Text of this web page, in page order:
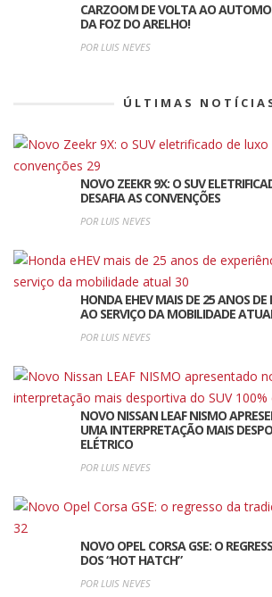
CARZOOM DE VOLTA AO
DA FOZ DO ARELHO!
POR LUIS NEVES
ÚLTIMAS
NOVO ZEEKR 9X: O SUV
DESAFIA AS CONVENÇÕES
POR LUIS NEVES
HONDA EHEV MAIS DE 25 ANOS DE
AO SERVIÇO DA MOBILIDADE
POR LUIS NEVES
NOVO NISSAN LEAF NISMO
UMA INTERPRETAÇÃO MAIS
ELÉTRICO
POR LUIS NEVES
NOVO OPEL CORSA GSE: O
DOS “HOT HATCH”
POR LUIS NEVES